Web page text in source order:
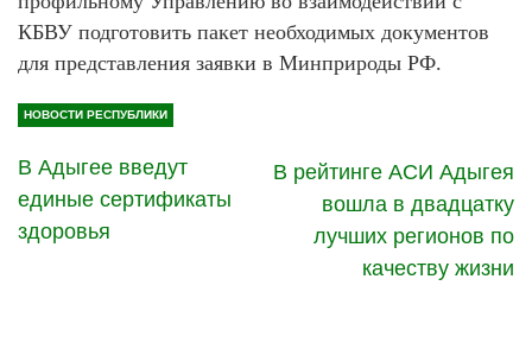
КБВУ подготовить пакет необходимых документов
для представления заявки в Минприроды РФ.
НОВОСТИ РЕСПУБЛИКИ
В Адыгее введут
единые сертификаты
здоровья
В рейтинге АСИ Адыгея
вошла в двадцатку
лучших регионов по
качеству жизни